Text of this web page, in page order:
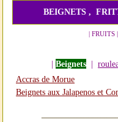
BEIGNETS ,
| FRUITS
| Beignets |
Accras de Morue
Beignets aux Jalapenos et